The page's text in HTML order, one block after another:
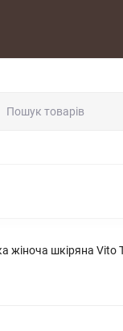
жіноча шкіряна Vito